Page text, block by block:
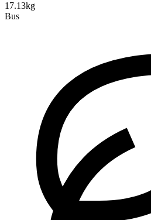
17.13kg
Bus